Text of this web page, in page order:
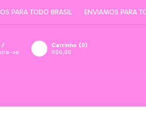
TODO BRASIL ENVIAMOS PARA TODO
/
se
Carrinho (0)
R$0,00